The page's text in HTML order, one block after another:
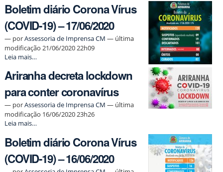
Corona
Vírus
(COVID-
19)
–
18/06/2020
-
Boletim diário Corona Vírus
(COVID-19) – 17/06/2020
— porAssessoria de Imprensa CM — última
modificação 21/06/2020 22h09
Boletim
Corona
Vírus
(COVID-
19)
–
17/06/2020
-
Leia mais…
Ariranha decreta lockdown
para conter coronavírus
— porAssessoria de Imprensa CM — última
modificação 16/06/2020 23h26
Ariranha
lockdown
para
conter
coronavírus
Leia mais…
Boletim diário Corona Vírus
(COVID-19) – 16/06/2020